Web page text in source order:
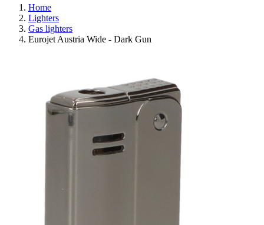
Home
Lighters
Gas lighters
Eurojet Austria Wide - Dark Gun